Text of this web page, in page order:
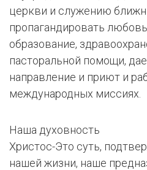
церкви и служению
пропагандировать
образование,
пасторальной помощи,
направление и приют и
международных миссиях.
Наша духовность
Христос-Это суть,
нашей жизни, наше